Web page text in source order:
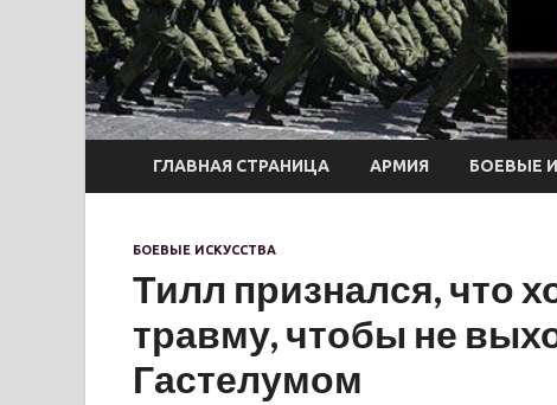
ГЛАВНАЯ СТРАНИЦА АРМИЯ БОЕВЫЕ
БОЕВЫЕ ИСКУССТВА
Тилл признался, что
травму, чтобы не
Гастелумом